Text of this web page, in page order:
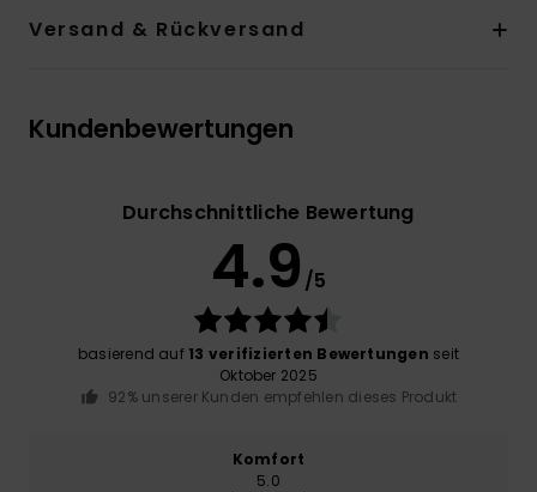
Versand & Rückversand
Kundenbewertungen
Durchschnittliche Bewertung
4.9 /5
basierend auf 13 verifizierten Bewertungen seit
Oktober 2025
92% unserer Kunden empfehlen dieses Produkt
Komfort
5.0